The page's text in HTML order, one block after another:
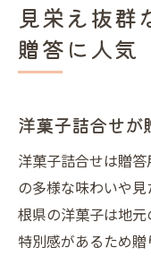
見栄え抜群
贈答に人気
洋菓子詰合せが
洋菓子詰合せは贈
の多様な味わいや
根県の洋菓子は地
特別感があるため